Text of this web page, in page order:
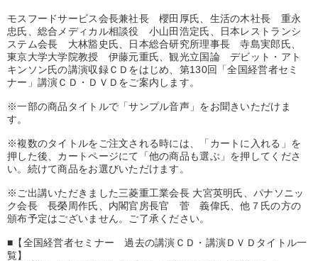
リーダーの器量を学ぶ
テーマ
全国経営者セミナー収録〈売れ筋・人気〉音声＆動画20選
組織・採用・スキル
2026年夏季全国経営者セミナー収録講演ＣＤ・講演ＤＶＤ・デジ
タル版（音声／動画ストリーミング・ダウンロード）
会社のパフォーマンスを高める講話
モスフードサービス会長兼社長 櫻田厚氏、生活の木社長 重永
忠氏、総合メディカル相談役 小山田浩定氏、日本レストランシ
ステム会長 大林豁史氏、日本総合研究所理事長 寺島実郎氏、
東京大学大学院教授 伊藤元重氏、観光立国論 デビット・アト
キンソン氏の講演収録ＣＤをはじめ、第130回「全国経営者セミ
ナー」講演ＣＤ・ＤＶＤをご案内します。
※一部の商品タイトルで「サンプル音声」をお聞きいただけま
す。
※複数のタイトルをご注文される時には、「カートに入れる」を
押した後、カートページにて「他の商品も選ぶ」を押してくださ
い。続けて商品をお選びいただけます。
※ご出講いただきました三菱重工業会長 大宮英明氏、パナソニッ
ク会長 長榮周作氏、内閣官房長官 菅 義偉氏、他７氏の方の
頒布予定はございません。ご了承ください。
■【全国経営者セミナー 過去の講演ＣＤ・講演ＤＶＤタイトル一
覧】